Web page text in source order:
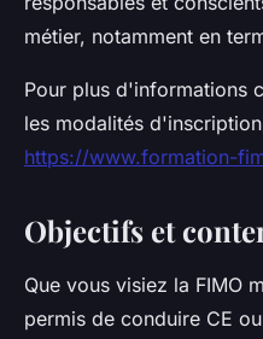
métier, notamment en
Pour plus d'informations
les modalités
https://www.formation-
Objectifs et
Que vous visiez la FIMO
permis de conduire CE